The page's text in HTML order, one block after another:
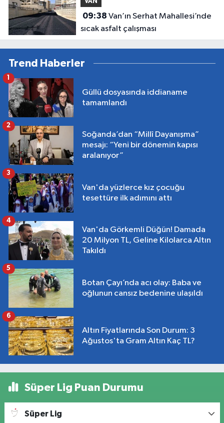
VAN
09:38
sıcak asfalt çalışması
Trend Haberler
Güllü dosyasında iddianame
tamamlandı
1
Soğanda’dan “Millî Dayanışma”
mesajı: “Yeni bir dönemin kapısı
aralanıyor”
2
Van'da yüzlerce kız çocuğu
tesettüre ilk adımını attı
3
Van'da Görkemli Düğün! Damada
20 Milyon TL, Geline Kilolarca Altın
Takıldı
4
Botan Çayı’nda acı olay: Baba ve
oğlunun cansız bedenine ulaşıldı
5
Altın Fiyatlarında Son Durum: 3
Ağustos'ta Gram Altın Kaç TL?
6
Süper Lig Puan Durumu
Süper Lig